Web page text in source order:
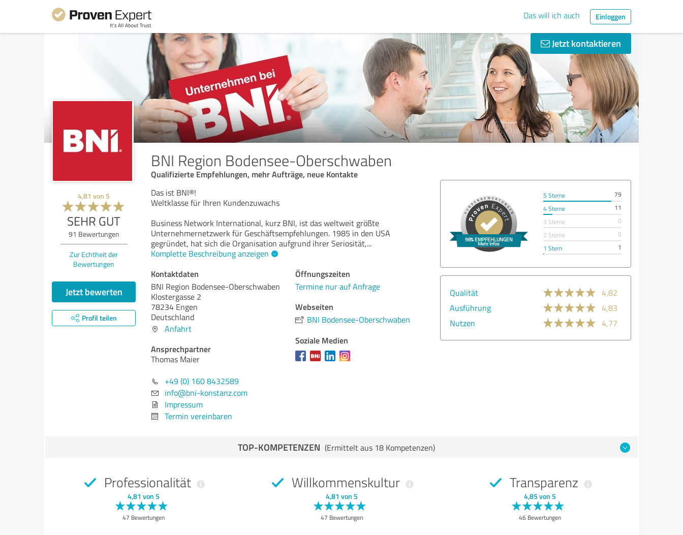
Das will ich auch Einloggen
Jetzt kontaktieren
BNI Region Bodensee-Oberschwaben
Qualifizierte Empfehlungen, mehr Aufträge, neue Kontakte
4,81 von 5
SEHR GUT
91 Bewertungen
Zur Echtheit der
Bewertungen
Jetzt bewerten
Profil teilen
Das ist BNI®!
Weltklasse für Ihren Kundenzuwachs
Business Network International, kurz BNI, ist das weltweit größte
Unternehmernetzwerk für Geschäftsempfehlungen. 1985 in den USA
gegründet, hat sich die Organisation aufgrund ihrer Seriosität,...
Komplette Beschreibung anzeigen
Kontaktdaten
BNI Region Bodensee-Oberschwaben
Klostergasse 2
78234 Engen
Deutschland
Anfahrt
Ansprechpartner
Thomas Maier
+49 (0) 160 8432589
info@bni-konstanz.com
Impressum
Termin vereinbaren
Öffnungszeiten
Termine nur auf Anfrage
Webseiten
BNI Bodensee-Oberschwaben
Soziale Medien
5 Sterne
79
4 Sterne
11
3 Sterne
0
2 Sterne
0
1 Stern
1
Qualität
4,82
Ausführung
4,83
Nutzen
4,77
TOP-KOMPETENZEN (Ermittelt aus 18 Kompetenzen)
Professionalität
4,81 von 5
47 Bewertungen
Willkommenskultur
4,81 von 5
47 Bewertungen
Transparenz
4,85 von 5
46 Bewertungen